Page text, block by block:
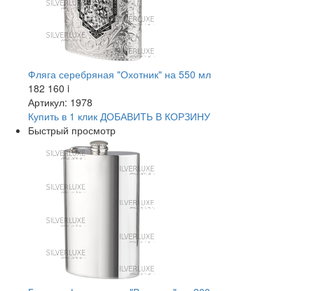
Фляга серебряная "Охотник" на 550 мл
182 160 i
Артикул: 1978
Купить в 1 клик ДОБАВИТЬ В КОРЗИНУ
Быстрый просмотр